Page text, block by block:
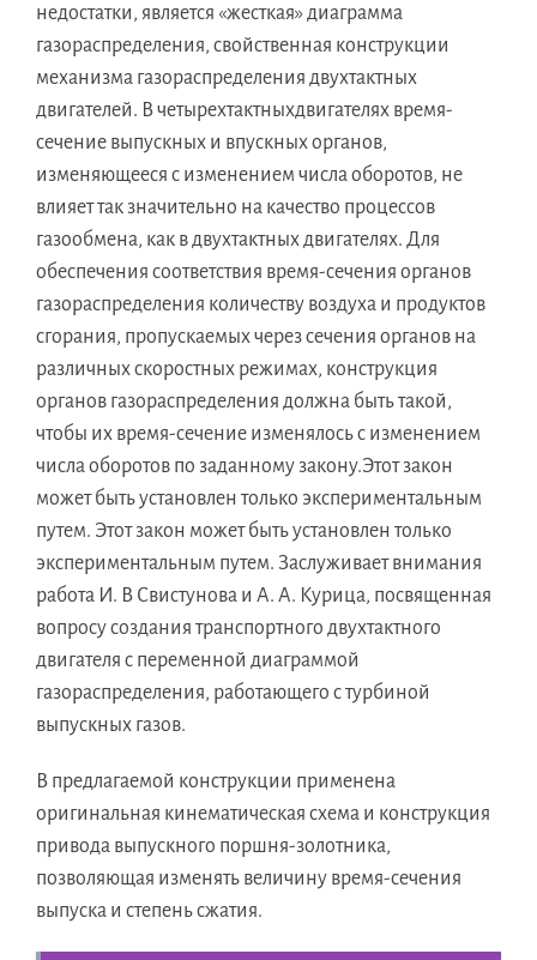
недостатки, является «жесткая» диаграмма
газораспределения, свойственная конструкции
механизма газораспределения двухтактных
двигателей. В четырехтактныхдвигателях время-
сечение выпускных и впускных органов,
изменяющееся с изменением числа оборотов, не
влияет так значительно на качество процессов
газообмена, как в двухтактных двигателях. Для
обеспечения соответствия время-сечения органов
газораспределения количеству воздуха и продуктов
сгорания, пропускаемых через сечения органов на
различных скоростных режимах, конструкция
органов газораспределения должна быть такой,
чтобы их время-сечение изменялось с изменением
числа оборотов по заданному закону.Этот закон
может быть установлен только экспериментальным
путем. Этот закон может быть установлен только
экспериментальным путем. Заслуживает внимания
работа И. В Свистунова и А. А. Курица, посвященная
вопросу создания транспортного двухтактного
двигателя с переменной диаграммой
газораспределения, работающего с турбиной
выпускных газов.
В предлагаемой конструкции применена
оригинальная кинематическая схема и конструкция
привода выпускного поршня-золотника,
позволяющая изменять величину время-сечения
выпуска и степень сжатия.